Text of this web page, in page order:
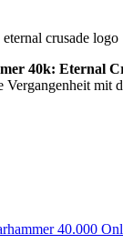
40k: Eternal
40.000